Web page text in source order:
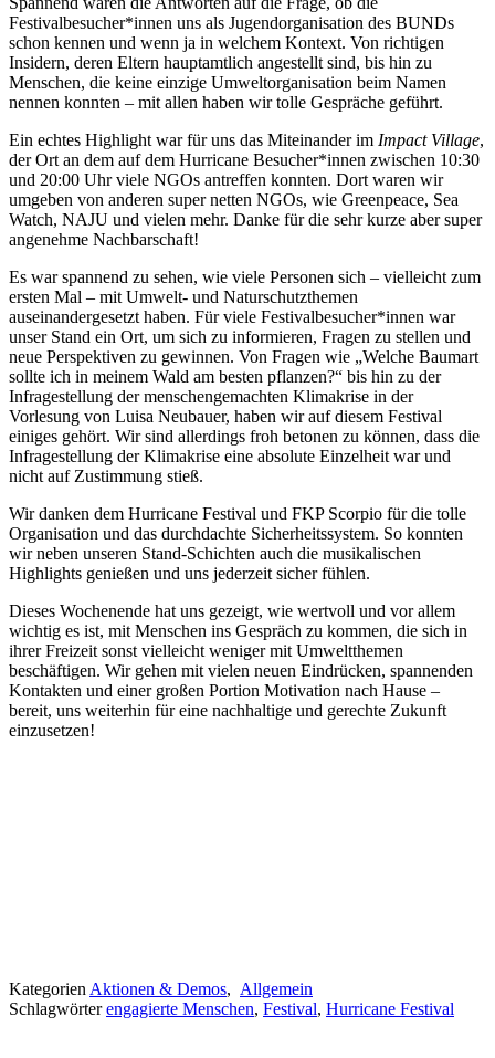
Festivalbesucher*innen uns als Jugendorganisation des BUNDs
schon kennen und wenn ja in welchem Kontext. Von richtigen
Insidern, deren Eltern hauptamtlich angestellt sind, bis hin zu
Menschen, die keine einzige Umweltorganisation beim Namen
nennen konnten – mit allen haben wir tolle Gespräche geführt.
Ein echtes Highlight war für uns das Miteinander im Impact Village,
der Ort an dem auf dem Hurricane Besucher*innen zwischen 10:30
und 20:00 Uhr viele NGOs antreffen konnten. Dort waren wir
umgeben von anderen super netten NGOs, wie Greenpeace, Sea
Watch, NAJU und vielen mehr. Danke für die sehr kurze aber super
angenehme Nachbarschaft!
Es war spannend zu sehen, wie viele Personen sich – vielleicht zum
ersten Mal – mit Umwelt- und Naturschutzthemen
auseinandergesetzt haben. Für viele Festivalbesucher*innen war
unser Stand ein Ort, um sich zu informieren, Fragen zu stellen und
neue Perspektiven zu gewinnen. Von Fragen wie „Welche Baumart
sollte ich in meinem Wald am besten pflanzen?“ bis hin zu der
Infragestellung der menschengemachten Klimakrise in der
Vorlesung von Luisa Neubauer, haben wir auf diesem Festival
einiges gehört. Wir sind allerdings froh betonen zu können, dass die
Infragestellung der Klimakrise eine absolute Einzelheit war und
nicht auf Zustimmung stieß.
Wir danken dem Hurricane Festival und FKP Scorpio für die tolle
Organisation und das durchdachte Sicherheitssystem. So konnten
wir neben unseren Stand-Schichten auch die musikalischen
Highlights genießen und uns jederzeit sicher fühlen.
Dieses Wochenende hat uns gezeigt, wie wertvoll und vor allem
wichtig es ist, mit Menschen ins Gespräch zu kommen, die sich in
ihrer Freizeit sonst vielleicht weniger mit Umweltthemen
beschäftigen. Wir gehen mit vielen neuen Eindrücken, spannenden
Kontakten und einer großen Portion Motivation nach Hause –
bereit, uns weiterhin für eine nachhaltige und gerechte Zukunft
einzusetzen!
Kategorien Aktionen & Demos, Allgemein
Schlagwörter engagierte Menschen, Festival, Hurricane Festival